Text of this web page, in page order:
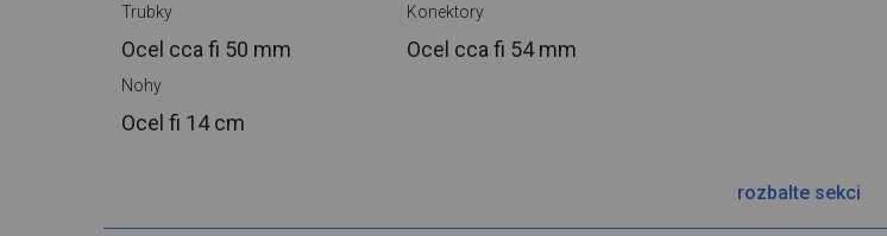
Trubky
Ocel cca fi 50 mm
Konektory
Ocel cca fi 54 mm
Nohy
Ocel fi 14 cm
rozbalte sekci